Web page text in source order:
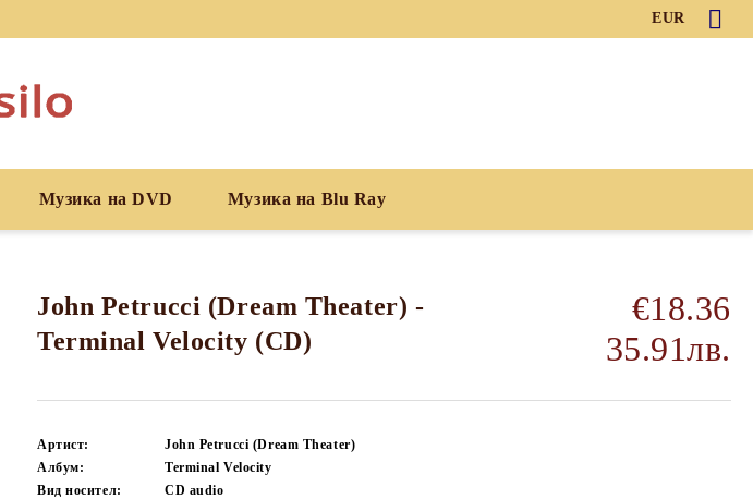
EUR
Музика на DVD Музика на Blu Ray
John Petrucci (Dream Theater) -
Terminal Velocity (CD)
€18.36
35.91лв.
Артист:
John Petrucci (Dream Theater)
Албум:
Terminal Velocity
Вид носител:
CD audio